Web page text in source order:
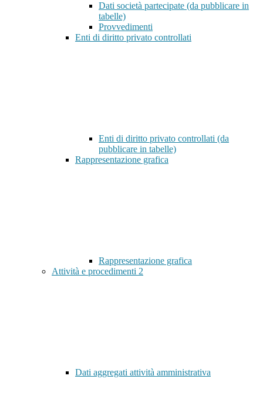
Dati società partecipate (da pubblicare in
tabelle)
Provvedimenti
Enti di diritto privato controllati
Enti di diritto privato controllati (da
pubblicare in tabelle)
Rappresentazione grafica
Rappresentazione grafica
Attività e procedimenti 2
Dati aggregati attività amministrativa